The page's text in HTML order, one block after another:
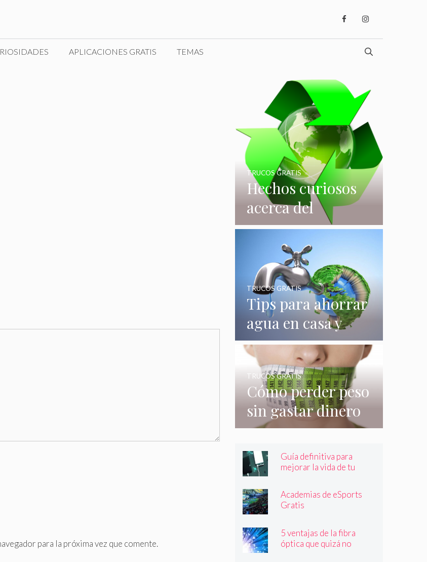
APLICACIONES GRATIS TEMAS
para la próxima vez que comente.
Hechos curiosos
acerca del
reciclaje que
quizás no
conocías
TRUCOS GRATIS
Tips para ahorrar
agua en casa y
gastar menos en
su consumo
TRUCOS GRATIS
Cómo perder peso
sin gastar dinero
e incluso sin
hacer nada
TRUCOS GRATIS
Guía definitiva para
mejorar la vida de tu
Academias de eSports
Gratis
5 ventajas de la fibra
óptica que quizá no